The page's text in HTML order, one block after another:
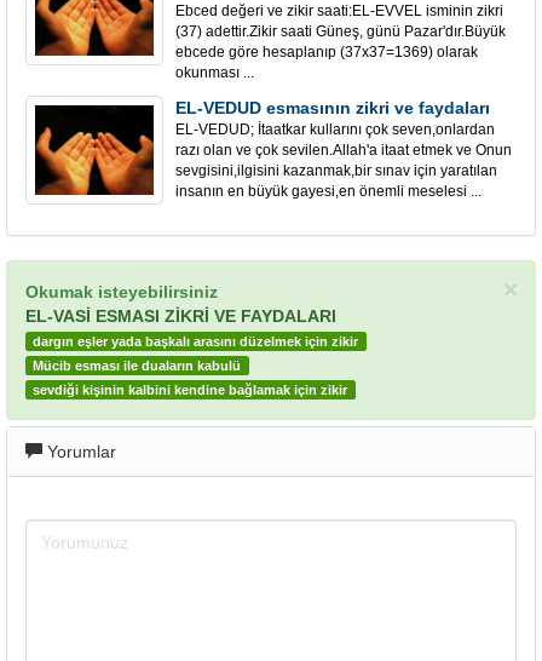
Ebced değeri ve zikir saati:EL-EVVEL isminin zikri
(37) adettir.Zikir saati Güneş, günü Pazar'dır.Büyük
ebcede göre hesaplanıp (37x37=1369) olarak
okunması ...
EL-VEDUD esmasının zikri ve faydaları
EL-VEDUD; İtaatkar kullarını çok seven,onlardan
razı olan ve çok sevilen.Allah'a itaat etmek ve Onun
sevgisini,ilgisini kazanmak,bir sınav için yaratılan
insanın en büyük gayesi,en önemli meselesi ...
×
Okumak isteyebilirsiniz
EL-VASİ ESMASI ZİKRİ VE FAYDALARI
dargın eşler yada başkalı arasını düzelmek için zikir
Mücib esması ile duaların kabulü
sevdiği kişinin kalbini kendine bağlamak için zikir
Yorumlar